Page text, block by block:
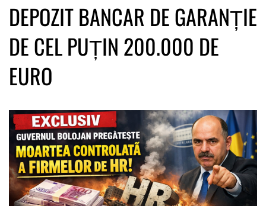
DEPOZIT BANCAR DE GARANȚIE
DE CEL PUȚIN 200.000 DE
EURO